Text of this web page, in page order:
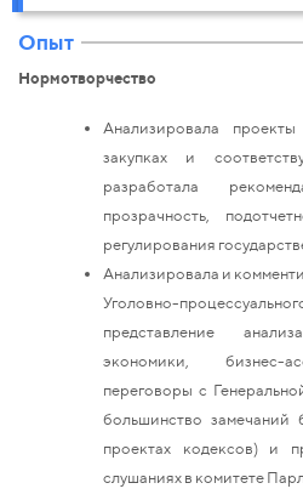
Опыт
Нормотворчество
Анализировала
закупках и
разработала
прозрачность,
регулирования
Анализировала и
Уголовно-
представление
экономики, бизнес-
переговоры с
большинство
проектах кодексов) и
слушаниях в комитете